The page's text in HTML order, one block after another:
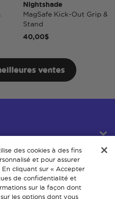
Nightshade
MagSafe Kick-Out Grip &
Stand
40,00$
ventes
des cookies à des fins
et pour assurer
cliquant sur « Accepter
de confidentialité et
sur la façon dont
les options dont vous